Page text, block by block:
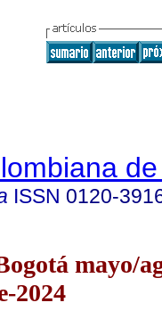
ISSN 0120-
mayo/
2024